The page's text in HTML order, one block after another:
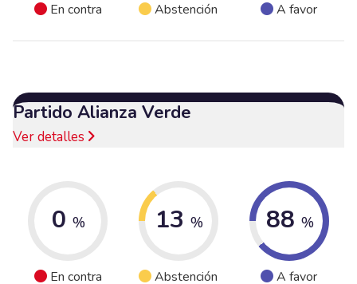
En contra Abstención A favor
Partido Alianza Verde
Ver detalles
0 %
En contra
13 %
Abstención
88 %
A favor